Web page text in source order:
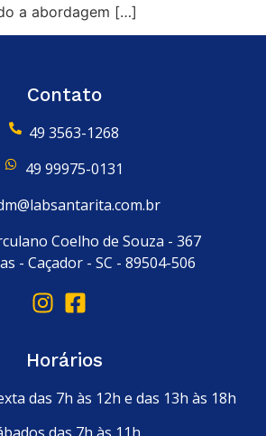
a abordagem […]
Contato
49 3563-1268
49 99975-0131
Coelho de Souza - 367
- Caçador - SC - 89504-506
Horários
das 7h às 12h e das 13h às 18h